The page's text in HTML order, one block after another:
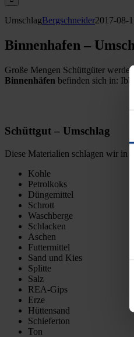
UmschlagBergschneider2017-08-
Binnenhafen –
Große Mengen Schüttgüter
Binnenhäfen befinden sich in:
Schüttgut – Umschlag
Diese Materialien schlagen wir in
Kohle
Petrolkoks
Düngemittel
Schrott
Waschberge
Schlacken
Aschen
Futtermittel
Sand und Kies
Splitte
Salz
REA-Gips
Erze
Hüttensand
Schieferton
Ton